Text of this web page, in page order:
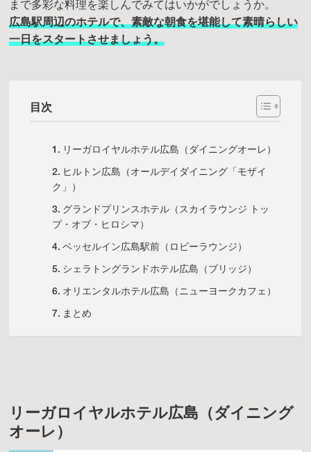
まで多彩な料理を楽しんでみてはいかがでしょうか。
広島駅周辺のホテルで、素敵な朝食を堪能して素晴らしい
一日をスタートさせましょう。
目次
リーガロイヤルホテル広島（ダイニングオーレ）
ヒルトン広島（オールデイダイニング「モザイ
ク」）
グランドプリンスホテル（スカイラウンジ トッ
プ・オブ・ヒロシマ）
ベッセルイン広島駅前（ロビーラウンジ）
シェラトングランドホテル広島（ブリッジ）
オリエンタルホテル広島（ニューヨークカフェ）
まとめ
リーガロイヤルホテル広島（ダイニング
オーレ）